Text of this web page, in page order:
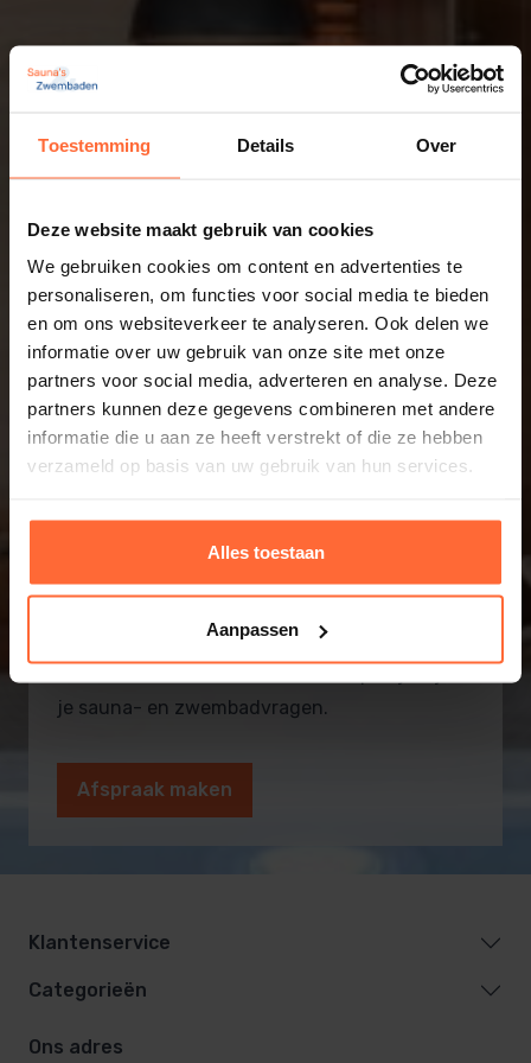
Toestemming Details Over
Deze website maakt gebruik van cookies
We gebruiken cookies om content en advertenties te
personaliseren, om functies voor social media te bieden
en om ons websiteverkeer te analyseren. Ook delen we
informatie over uw gebruik van onze site met onze
partners voor social media, adverteren en analyse. Deze
partners kunnen deze gegevens combineren met andere
informatie die u aan ze heeft verstrekt of die ze hebben
verzameld op basis van uw gebruik van hun services.
Alles toestaan
Aanpassen
je sauna- en zwembadvragen.
Afspraak maken
Klantenservice
Categorieën
Ons adres